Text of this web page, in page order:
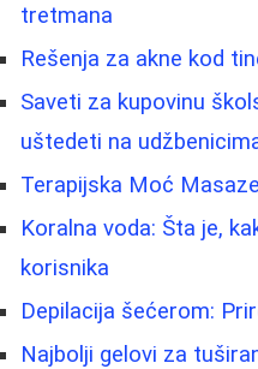
tretmana
Rešenja za akne kod
Saveti za kupovinu
uštedeti na
Terapijska Moć
Koralna voda: Šta je,
korisnika
Depilacija šećerom:
Najbolji gelovi za